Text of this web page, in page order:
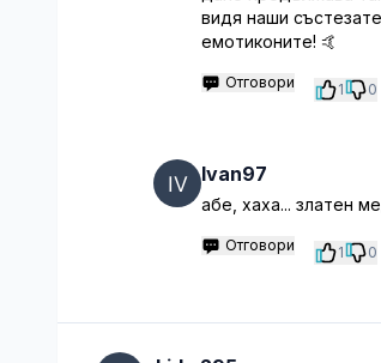
видя наши
емотиконите! 🤙
Отговори 1 0
Ivan97
абе, хаха... златен
Отговори 1 0